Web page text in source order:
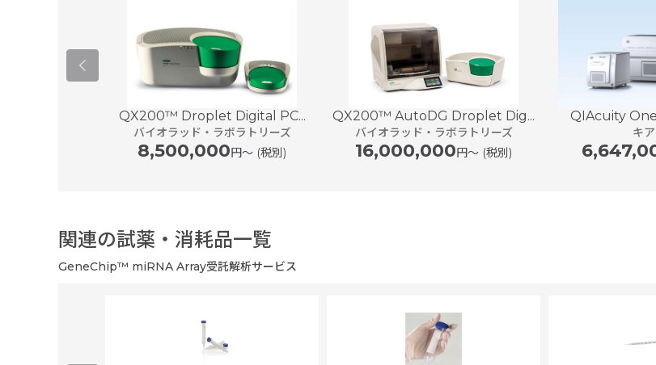
QX200™ Droplet Digital PC...
バイオラッド・ラボラトリーズ
8,500,000円〜 (税別)
QX200™ AutoDG Droplet Dig...
バイオラッド・ラボラトリーズ
16,000,000円〜 (税別)
QIAcuity
キ
関連の試薬・消耗品一覧
GeneChip™ miRNA Array受託解析サービス